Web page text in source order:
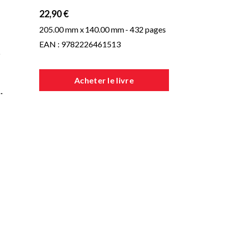
22,90 €
205.00 mm x140.00 mm- 432 pages
EAN : 9782226461513
Acheter le livre